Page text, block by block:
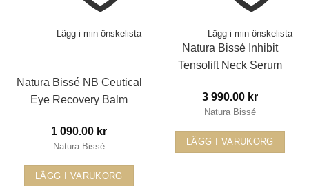
Lägg i min önskelista
Natura Bissé NB Ceutical
Eye Recovery Balm
1 090.00 kr
Natura Bissé
LÄGG I VARUKORG
Lägg i min önskelista
Natura Bissé Inhibit
Tensolift Neck Serum
3 990.00 kr
Natura Bissé
LÄGG I VARUKORG